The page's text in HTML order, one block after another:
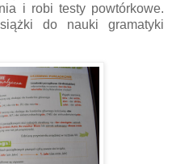
i robi testy powtórkowe.
do nauki gramatyki